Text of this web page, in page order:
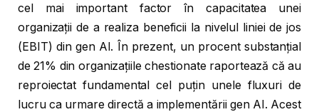
cel mai important factor în capacitatea unei
organizații de a realiza beneficii la nivelul liniei de jos
(EBIT) din gen AI. În prezent, un procent substanțial
de 21% din organizațiile chestionate raportează că au
reproiectat fundamental cel puțin unele fluxuri de
lucru ca urmare directă a implementării gen AI. Acest